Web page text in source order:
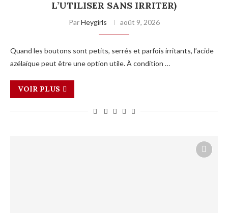
L’UTILISER SANS IRRITER)
ParHeygirls août 9, 2026
Quand les boutons sont petits, serrés et parfois irritants, l’acide
azélaïque peut être une option utile. À condition …
VOIR PLUS